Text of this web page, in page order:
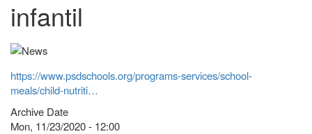
infantil
https://www.psdschools.org/programs-services/school-
meals/child-nutriti…
Archive Date
Mon, 11/23/2020 - 12:00